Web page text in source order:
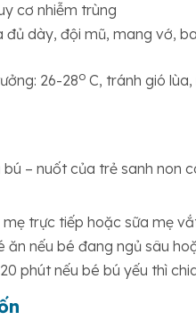
cơ nhiễm trùng
dày, đội mũ, mang vớ,
26-28o C, tránh gió
– nuốt của trẻ sanh non
trực tiếp hoặc sữa mẹ
ăn nếu bé đang ngủ sâu
phút nếu bé bú yếu thì